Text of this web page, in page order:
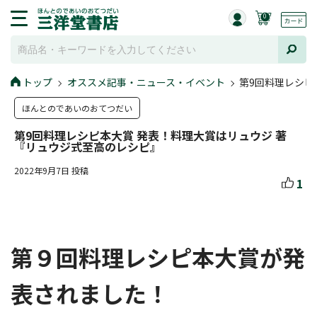
0
トップ オススメ記事・ニュース・イベント 第9回料理レシ
ほんとのであいのおてつだい
第9回料理レシピ本大賞 発表！料理大賞はリュウジ 著
『リュウジ式至高のレシピ』
2022年9月7日 投稿
1
第９回料理レシピ本大賞が発
表されました！